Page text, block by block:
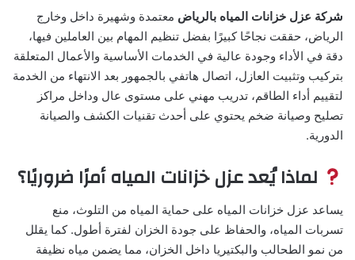
شركة عزل خزانات المياه بالرياض معتمدة وشهيرة داخل وخارج
الرياض، حققت نجاحًا كبيرًا بفضل تنظيم المهام بين العاملين فيها،
دقة في الأداء وجودة عالية في الخدمات الأساسية والأعمال المتعلقة
بتركيب وتثبيت العازل، اتصال هاتفي بالجمهور بعد الانتهاء من الخدمة
لتقييم أداء الطاقم، تدريب مهني على مستوى عال وداخل مراكز
تصليح وصيانة ضخم يحتوي على أحدث تقنيات الكشف والصيانة
الدورية.
لماذا يُعد عزل خزانات المياه أمرًا ضروريًا؟
يساعد عزل خزانات المياه على حماية المياه من التلوث، منع
تسربات المياه، والحفاظ على جودة الخزان لفترة أطول. كما يقلل
من نمو الطحالب والبكتيريا داخل الخزان، مما يضمن مياه نظيفة